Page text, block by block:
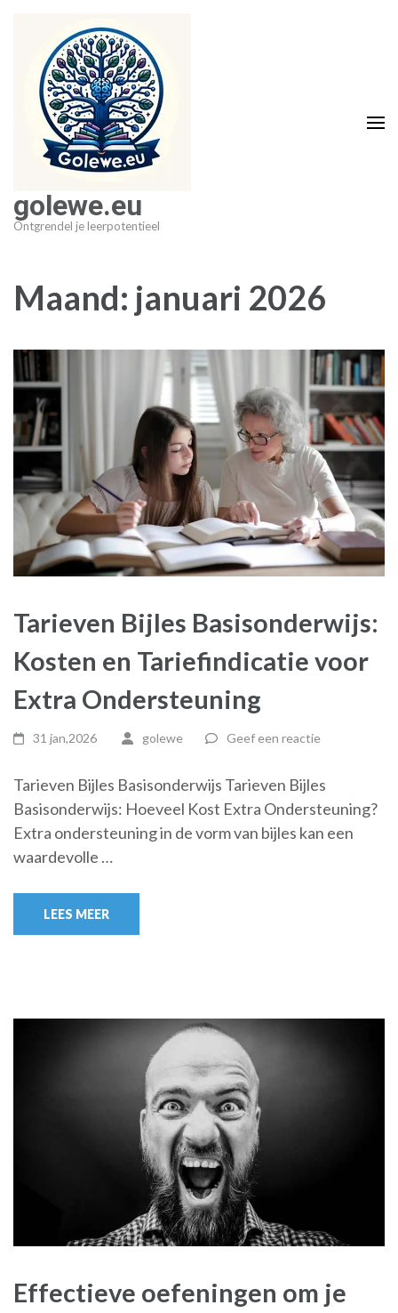
inhoud
golewe.eu
Ontgrendel je leerpotentieel
Maand: januari 2026
Tarieven Bijles Basisonderwijs:
Kosten en Tariefindicatie voor
Extra Ondersteuning
31 jan,2026 golewe Geef een reactie
Tarieven Bijles Basisonderwijs Tarieven Bijles
Basisonderwijs: Hoeveel Kost Extra Ondersteuning?
Extra ondersteuning in de vorm van bijles kan een
waardevolle …
LEES MEER
Effectieve oefeningen om je